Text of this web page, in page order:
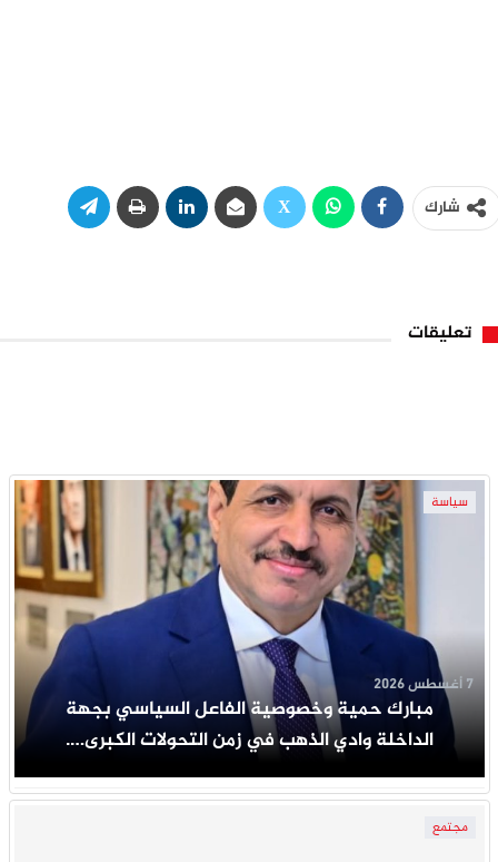
شارك
تعليقات
سياسة
مبارك حمية وخصوصية الفاعل السياسي بجهة
الداخلة وادي الذهب في زمن التحولات الكبرى….
7 أغسطس 2026
مجتمع